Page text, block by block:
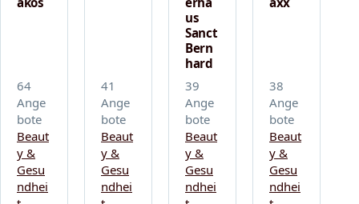
64
Ange
bote
Beaut
y &
Gesu
ndhei
41
Ange
bote
Beaut
y &
Gesu
ndhei
us
Sanct
Bern
hard
39
Ange
bote
Beaut
y &
Gesu
ndhei
38
Ange
bote
Beaut
y &
Gesu
ndhei